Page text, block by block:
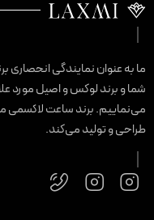
به عنوان نمایندگی انحصاری
برند ساعت لاکسمی
و تولید می‌کند.